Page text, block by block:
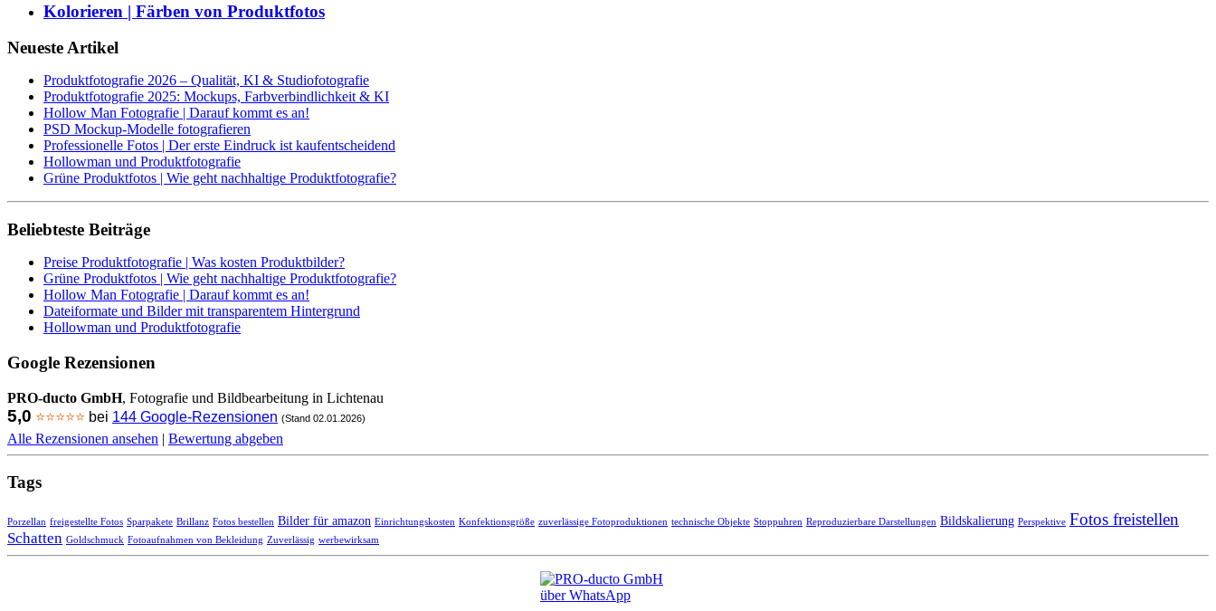
Kolorieren | Färben von Produktfotos
Neueste Artikel
Produktfotografie 2026 – Qualität, KI & Studiofotografie
Produktfotografie 2025: Mockups, Farbverbindlichkeit & KI
Hollow Man Fotografie | Darauf kommt es an!
PSD Mockup-Modelle fotografieren
Professionelle Fotos | Der erste Eindruck ist kaufentscheidend
Hollowman und Produktfotografie
Grüne Produktfotos | Wie geht nachhaltige Produktfotografie?
Beliebteste Beiträge
Preise Produktfotografie | Was kosten Produktbilder?
Grüne Produktfotos | Wie geht nachhaltige Produktfotografie?
Hollow Man Fotografie | Darauf kommt es an!
Dateiformate und Bilder mit transparentem Hintergrund
Hollowman und Produktfotografie
Google Rezensionen
PRO-ducto GmbH, Fotografie und Bildbearbeitung in Lichtenau
5,0 ⭐⭐⭐⭐⭐ bei 144 Google-Rezensionen (Stand 02.01.2026)
Alle Rezensionen ansehen | Bewertung abgeben
Tags
Porzellan freigestellte Fotos Sparpakete Brillanz Fotos bestellen Bilder für amazon Einrichtungskosten Konfektionsgröße zuverlässige Fotoproduktionen technische Objekte Stoppuhren Reproduzierbare Darstellungen Bildskalierung Perspektive Fotos freistellen
Schatten Goldschmuck Fotoaufnahmen von Bekleidung Zuverlässig werbewirksam